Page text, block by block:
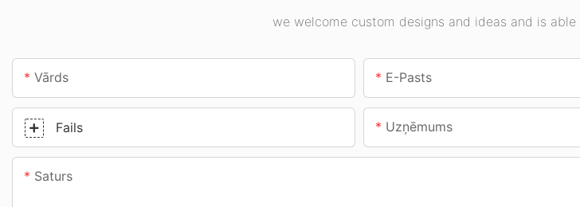
we welcome custom designs and ideas and is
Vārds E-Pasts
Fails Uzņēmums
Saturs